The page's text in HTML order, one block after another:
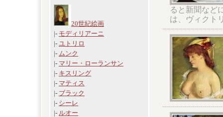
20世紀絵画
|- モディリアーニ
|- ユトリロ
|- ムンク
|- マリー・ローランサン
|- キスリング
|- マティス
|- ブラック
|- シーレ
|- ルオー
ると新聞など
は、ヴィクト